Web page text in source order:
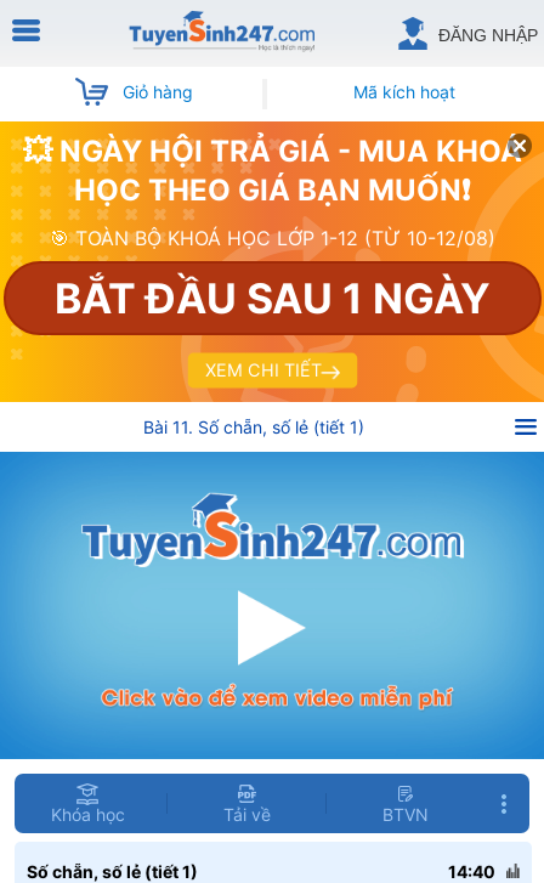
ĐĂNG NHẬP
Giỏ hàng Mã kích hoạt
💥 NGÀY HỘI TRẢ GIÁ - MUA KHOÁ
HỌC THEO GIÁ BẠN MUỐN❗
🎯 TOÀN BỘ KHOÁ HỌC LỚP 1-12 (TỪ 10-12/08)
BẮT ĐẦU SAU 1 NGÀY
XEM CHI TIẾT
Bài 11. Số chẵn, số lẻ (tiết 1)
Khóa học Tải về BTVN
Số chẵn, số lẻ (tiết 1) 14:40